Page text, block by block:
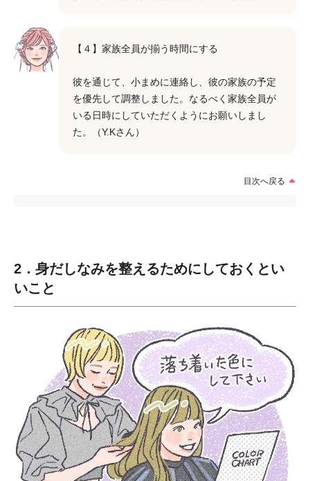
【４】家族全員が揃う時間にする
彼を通じて、小まめに連絡し、彼の家族の予定
を優先して調整しました。なるべく家族全員が
いる日時にしていただくようにお願いしまし
た。（Y.Kさん）
目次へ戻る
2．身だしなみを整えるためにしておくとい
いこと